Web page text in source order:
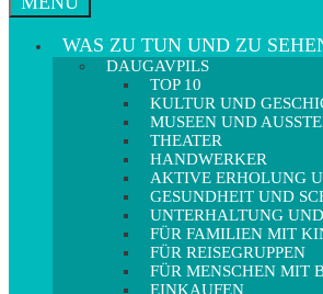
WAS ZU TUN UND ZU
DAUGAVPILS
TOP 10
KULTUR UND
MUSEEN UND
THEATER
HANDWERKER
AKTIVE ERHOLUNG
GESUNDHEIT UND
UNTERHALTUNG
FÜR FAMILIEN MIT
FÜR REISEGRUPPEN
FÜR MENSCHEN MIT
EINKAUFEN